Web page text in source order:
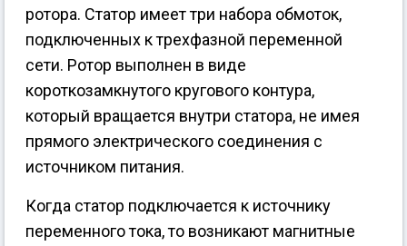
ротора. Статор имеет три набора обмоток,
подключенных к трехфазной переменной
сети. Ротор выполнен в виде
короткозамкнутого кругового контура,
который вращается внутри статора, не имея
прямого электрического соединения с
источником питания.
Когда статор подключается к источнику
переменного тока, то возникают магнитные